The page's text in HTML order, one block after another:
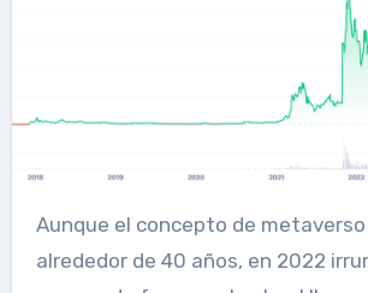
Aunque el concepto de metaverso tiene
alrededor de 40 años, en 2022